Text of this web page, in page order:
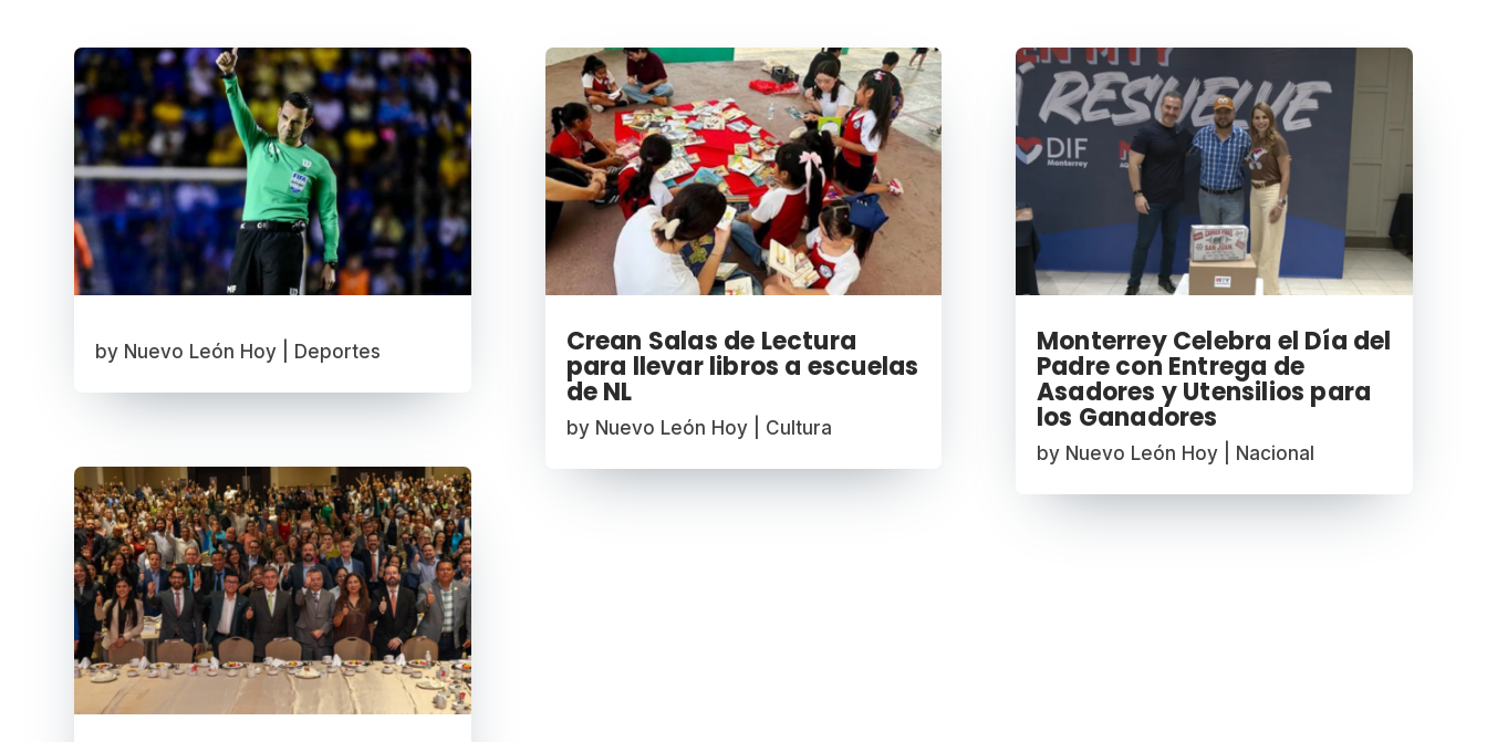
by Nuevo León Hoy Deportes Crean Salas de Lectura
para llevar libros a escuelas
de NL
by Nuevo León Hoy| Cultura
Monterrey Celebra el Día del
Padre con Entrega de
Asadores y Utensilios para
los Ganadores
by Nuevo León Hoy| Nacional